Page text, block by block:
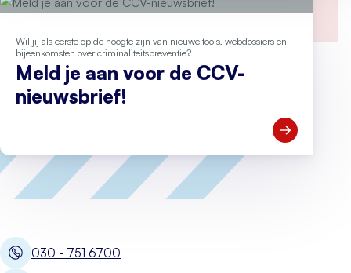
Wil jij als eerste op de hoogte zijn van nieuwe tools, webdossiers en
bijeenkomsten over criminaliteitspreventie?
Meld je aan voor de CCV-
nieuwsbrief!
Open Meld
030 - 751 6700